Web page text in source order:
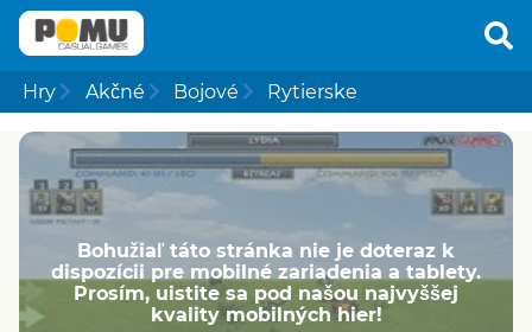
Hry Akčné Bojové Rytierske
Bohužiaľ táto stránka nie je doteraz k
dispozícii pre mobilné zariadenia a tablety.
Prosím, uistite sa pod našou najvyššej
kvality mobilných hier!